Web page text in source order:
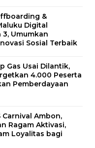
&
Digital
Umumkan
Sosial Terbaik
Gas Usai Dilantik,
4.000 Peserta
Pemberdayaan
Carnival Ambon,
Ragam Aktivasi,
Loyalitas bagi